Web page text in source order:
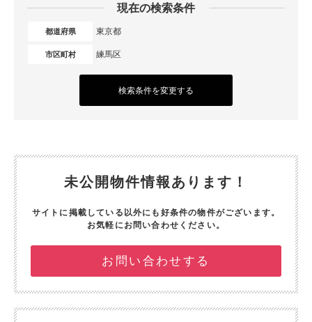
現在の検索条件
都道府県 東京都
市区町村 練馬区
検索条件を変更する
未公開物件情報あります！
サイトに掲載している以外にも好条件の物件がございます。
お気軽にお問い合わせください。
お問い合わせする